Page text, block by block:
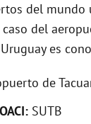
d
o
del mundo
del
es
de
SUTB